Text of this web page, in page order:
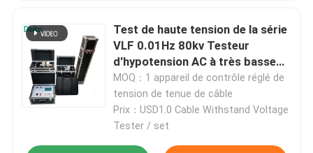
Test de haute tension de la série
VLF 0.01Hz 80kv Testeur
d'hypotension AC à très basse
fréquence
MOQ：1 appareil de contrôle réglé de
tension de tenue de câble
Prix：USD1.0 Cable Withstand Voltage
Tester / set